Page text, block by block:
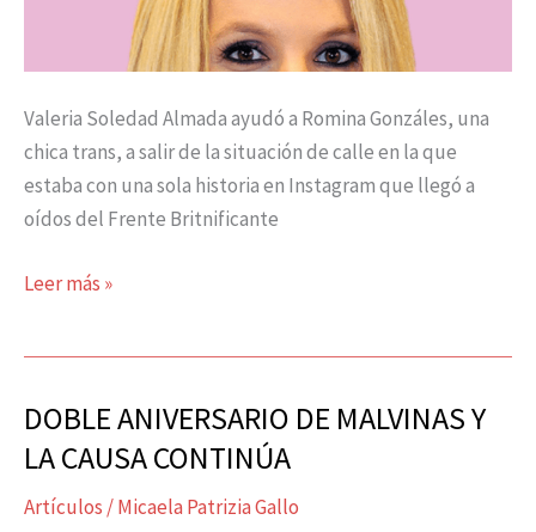
Valeria Soledad Almada ayudó a Romina Gonzáles, una
chica trans, a salir de la situación de calle en la que
estaba con una sola historia en Instagram que llegó a
oídos del Frente Britnificante
Leer más »
DOBLE ANIVERSARIO DE MALVINAS Y
LA CAUSA CONTINÚA
Artículos/Micaela Patrizia Gallo
DOBLE
ANIVERSARIO
MALVINAS